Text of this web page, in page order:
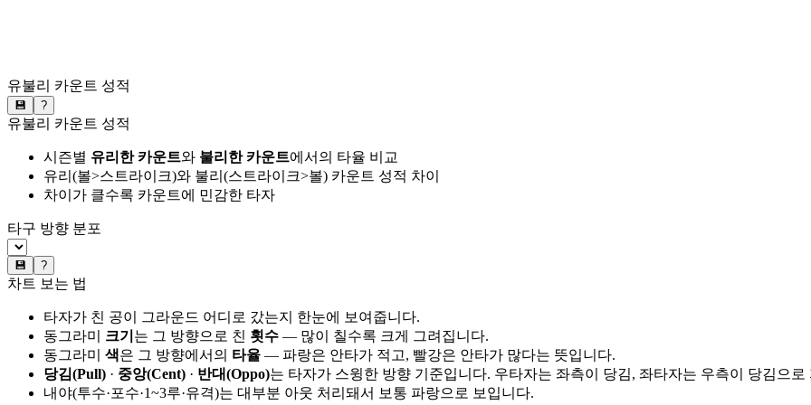
유불리 카운트 성적
💾 ?
유불리 카운트 성적
시즌별 유리한 카운트와 불리한 카운트에서의 타율 비교
유리(볼>스트라이크)와 불리(스트라이크>볼) 카운트 성적 차이
차이가 클수록 카운트에 민감한 타자
타구 방향 분포
💾 ?
차트 보는 법
타자가 친 공이 그라운드 어디로 갔는지 한눈에 보여줍니다.
동그라미 크기 는 그 방향으로 친 횟수 — 많이 칠수록 크게 그려집니다.
동그라미 색은 그 방향에서의 타율 — 파랑은 안타가 적고, 빨강은 안타가 많다는 뜻입니다.
당김(Pull) · 중앙(Cent) · 반대(Oppo)는 타자가 스윙한 방향 기준입니다. 우타자는 좌측이 당김, 좌타자는 우측이 당김으로
내야(투수·포수·1~3루·유격)는 대부분 아웃 처리돼서 보통 파랑으로 보입니다.